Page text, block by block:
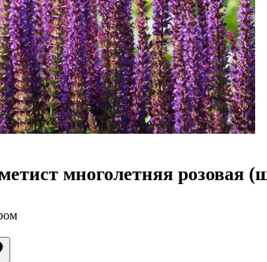
многолетняя розовая